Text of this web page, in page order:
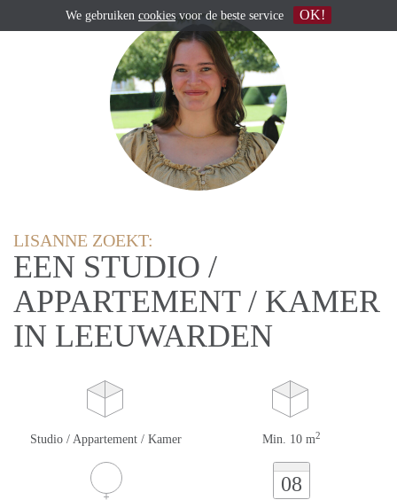
LISANNE ZOEKT:
EEN STUDIO /
APPARTEMENT / KAMER
IN LEEUWARDEN
Studio / Appartement / Kamer Min. 10 m2
08
We gebruiken cookies voor de beste service OK!